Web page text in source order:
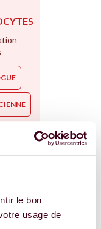
le bon
usage de
Solo à